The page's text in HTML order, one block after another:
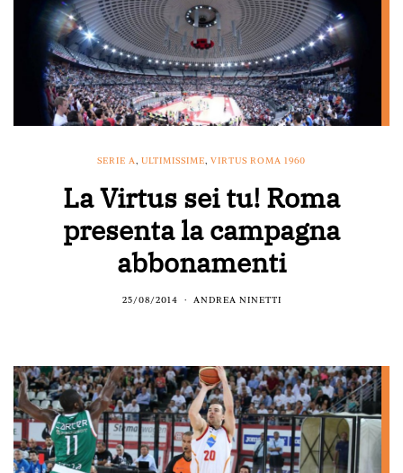
SERIE A, ULTIMISSIME, VIRTUS ROMA 1960
La Virtus sei tu! Roma
presenta la campagna
abbonamenti
25/08/2014 ANDREA NINETTI